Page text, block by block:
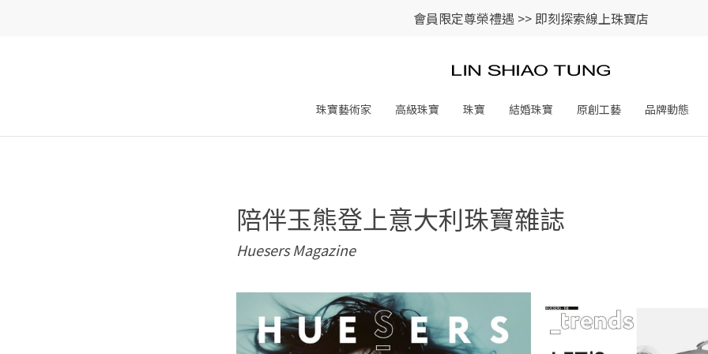
會員限定尊榮禮遇 >> 即刻探索線上珠寶店
珠寶藝術家 高級珠寶 珠寶 結婚珠寶 原創工藝 品牌動態
陪伴玉熊登上意大利珠寶雜誌
Huesers Magazine